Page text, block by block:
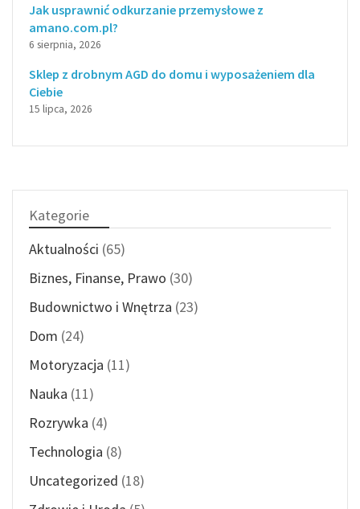
Jak usprawnić odkurzanie przemysłowe z
amano.com.pl?
6 sierpnia, 2026
Sklep z drobnym AGD do domu i wyposażeniem dla
Ciebie
15 lipca, 2026
Kategorie
Aktualności (65)
Biznes, Finanse, Prawo (30)
Budownictwo i Wnętrza (23)
Dom (24)
Motoryzacja (11)
Nauka (11)
Rozrywka (4)
Technologia (8)
Uncategorized (18)